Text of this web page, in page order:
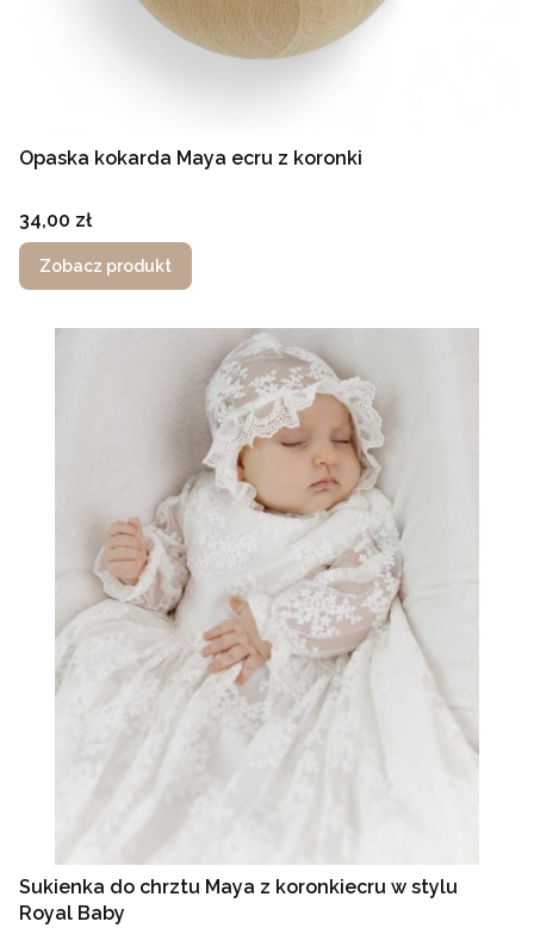
Opaska kokarda Maya ecru z koronki
Cena
34,00 zł
Zobacz produkt
Sukienka do chrztu Maya z koronkiecru w stylu
Royal Baby